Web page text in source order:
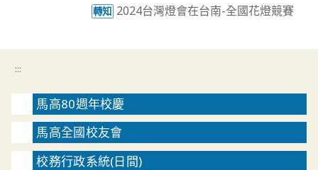
轉知 2024台灣燈會在台南-全國花燈競賽
:::
馬高80週年校慶
馬高全國校友會
校務行政系統(日間)